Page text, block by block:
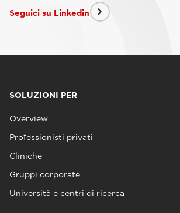
Seguici su Linkedin
SOLUZIONI PER
Overview
Professionisti privati
Cliniche
Gruppi corporate
Università e centri di ricerca